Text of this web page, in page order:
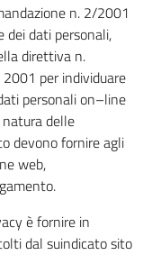
n. 2/2001
dei dati personali,
direttiva n.
per individuare
personali on–line
delle
devono fornire agli
web,
è fornire in
dal suindicato sito